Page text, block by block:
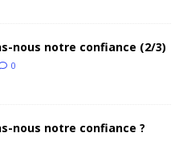
nous notre confiance (2/3)
0
nous notre confiance ?